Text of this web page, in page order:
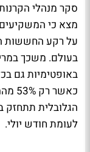
מצא כי
על רקע החששות
בעולם. משכך
באופטימיות גם
לעומת חודש יולי.